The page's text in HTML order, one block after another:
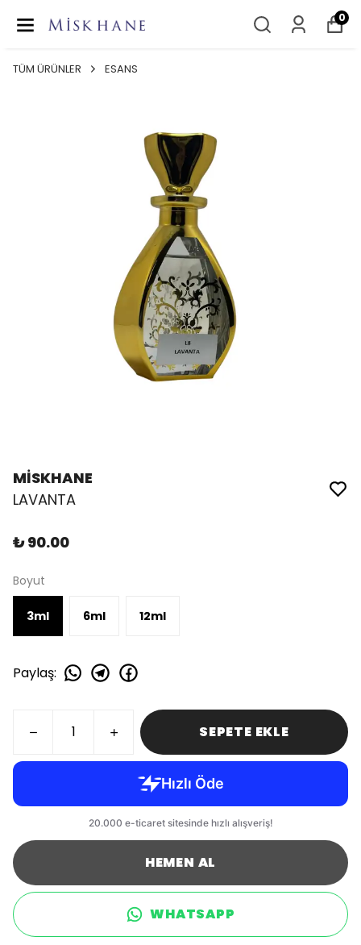
0
TÜM ÜRÜNLER ESANS
MİSKHANE
LAVANTA
₺ 90.00
Boyut
3ml 6ml 12ml
Paylaş:
SEPETE EKLE
HEMEN AL
WHATSAPP